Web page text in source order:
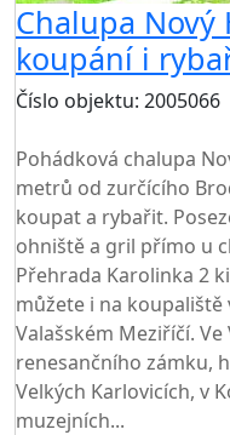
Chalupa Nový
koupání i
Číslo objektu: 2005066
Pohádková chalupa
metrů od zurčícího
koupat a rybařit.
ohniště a gril přímo u
Přehrada Karolinka 2
můžete i na koupaliště
Valašském Meziříčí.
renesančního zámku,
Velkých Karlovicích, v
muzejních...